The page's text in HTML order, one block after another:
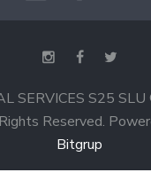
SERVICES S25
Reserved.
Bitgrup